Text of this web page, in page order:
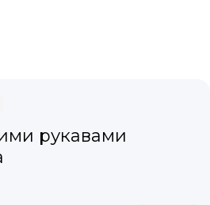
рукавами